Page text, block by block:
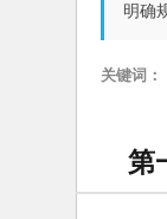
明确
关键词：
第